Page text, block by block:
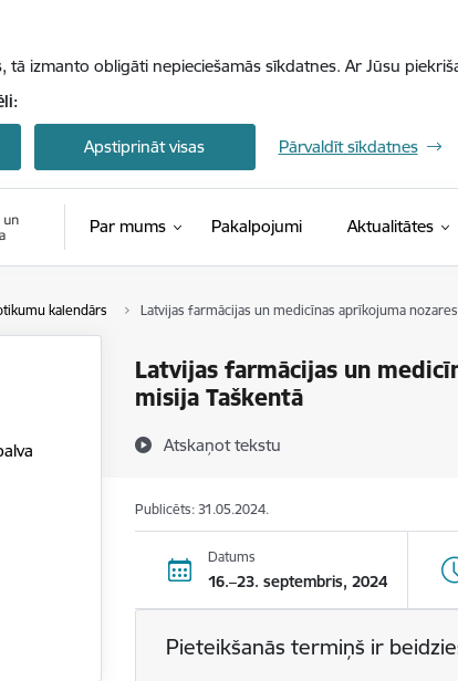
tā izmanto obligāti nepieciešamās sīkdatnes. Ar Jūsu
Apstiprināt visas Pārvaldīt sīkdatnes
Par mums Pakalpojumi Aktualitātes
kalendārs Latvijas farmācijas un medicīnas aprīkojuma
Latvijas farmācijas un
misija Taškentā
Atskaņot tekstu
Publicēts: 31.05.2024.
Datums
16.–23. septembris, 2024
Pieteikšanās termiņš ir